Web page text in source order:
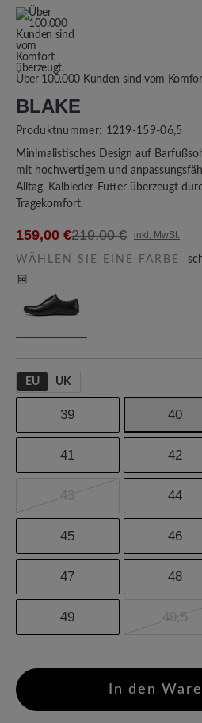
Über 100.000 Kunden sind vom
BLAKE
Produktnummer: 1219-159-06,5
Minimalistisches Design auf
mit hochwertigem und
Alltag. Kalbleder-Futter überzeugt
Tragekomfort.
159,00 €219,00 € inkl. MwSt.
WÄHLEN SIE EINE FARBE
EU UK
39 40
41 42
43 44
45 46
47 48
49 49,5
In den